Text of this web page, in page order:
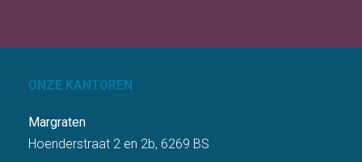
ONZE KANTOREN
Margraten
Hoenderstraat 2 en 2b, 6269 BS